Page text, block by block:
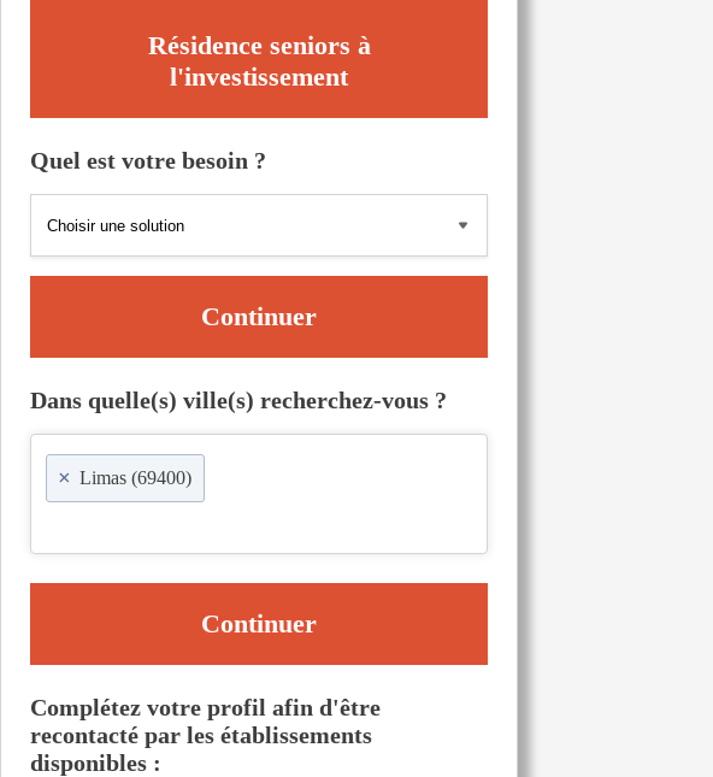
Résidence seniors à
l'investissement
Quel est votre besoin ?
Continuer
Dans quelle(s) ville(s) recherchez-vous ?
× Limas (69400)
Continuer
Complétez votre profil afin d'être
recontacté par les établissements
disponibles :